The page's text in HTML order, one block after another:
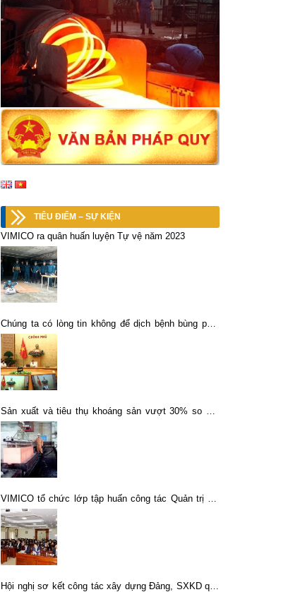
TIÊU ĐIỂM – SỰ KIỆN
VIMICO ra quân huấn luyện Tự vệ năm 2023
Chúng ta có lòng tin không để dịch bệnh bùng phát
trên diện rộng
Sản xuất và tiêu thụ khoáng sản vượt 30% so với
cùng kỳ năm ngoái
VIMICO tổ chức lớp tập huấn công tác Quản trị đối
với công ty đại chúng và Quản lý vốn góp của Tổng
công ty
Hội nghị sơ kết công tác xây dựng Đảng, SXKD quý